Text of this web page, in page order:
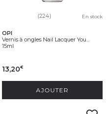
(224) En stock
OPI
Vernis à ongles Nail Lacquer You...
15ml
13,20€
AJOUTER